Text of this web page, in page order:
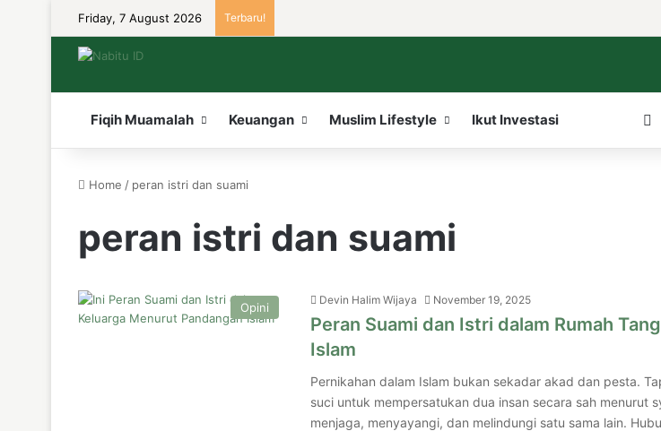
Friday, 7 August 2026 Terbaru!
Fiqih Muamalah Keuangan Muslim Lifestyle Ikut Investasi
Home / peran istri dan suami
peran istri dan suami
Opini
Devin Halim Wijaya November 19, 2025
Peran Suami dan Istri dalam Rumah
Islam
Pernikahan dalam Islam bukan sekadar akad dan pesta.
suci untuk mempersatukan dua insan secara sah menurut
menjaga, menyayangi, dan melindungi satu sama lain.